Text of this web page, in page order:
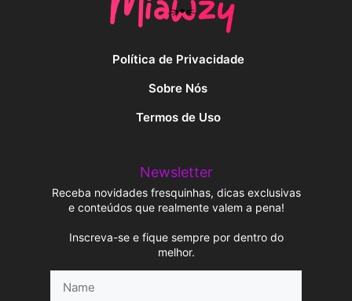
Política de Privacidade
Sobre Nós
Termos de Uso
Newsletter
Receba novidades fresquinhas, dicas exclusivas
e conteúdos que realmente valem a pena!
Inscreva-se e fique sempre por dentro do
melhor.